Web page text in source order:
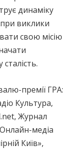
динаміку
виклики
свою місію
сталість.
премії ГРА:
Культура,
Журнал
медіа
Київ»,